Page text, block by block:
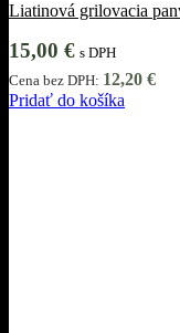
Liatinová grilovacia
15,00 € s DPH
Cena bez DPH: 12,20 €
Pridať do košíka